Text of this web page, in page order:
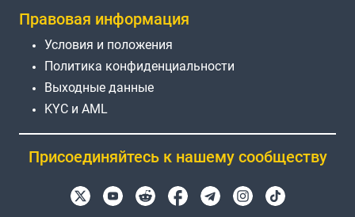
Правовая информация
Условия и положения
Политика конфиденциальности
Выходные данные
KYC и AML
Присоединяйтесь к нашему сообществу